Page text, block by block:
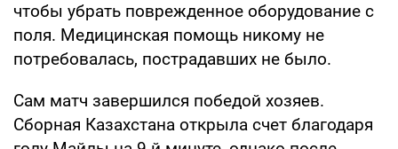
чтобы убрать поврежденное оборудование с
поля. Медицинская помощь никому не
потребовалась, пострадавших не было.
Сам матч завершился победой хозяев.
Сборная Казахстана открыла счет благодаря